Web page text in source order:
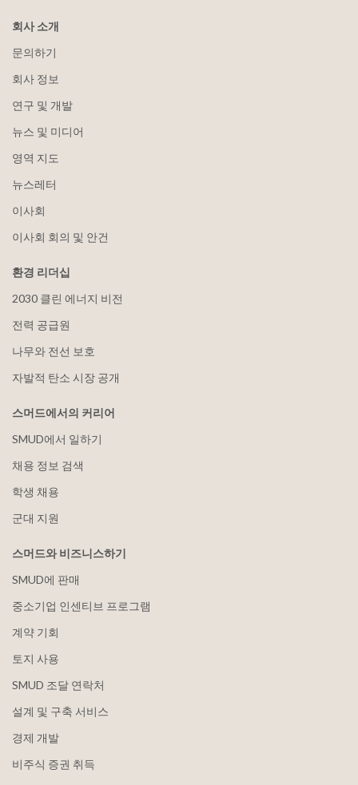
회사 소개
문의하기
회사 정보
연구 및 개발
뉴스 및 미디어
영역 지도
뉴스레터
이사회
이사회 회의 및 안건
환경 리더십
2030 클린 에너지 비전
전력 공급원
나무와 전선 보호
자발적 탄소 시장 공개
스머드에서의 커리어
SMUD에서 일하기
채용 정보 검색
학생 채용
군대 지원
스머드와 비즈니스하기
SMUD에 판매
중소기업 인센티브 프로그램
계약 기회
토지 사용
SMUD 조달 연락처
설계 및 구축 서비스
경제 개발
비주식 증권 취득